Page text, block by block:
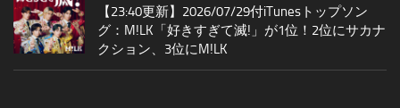
【23:40更新】2026/07/29付iTunesトップソン
グ：M!LK「好きすぎて滅!」が1位！2位にサカナ
クション、3位にM!LK